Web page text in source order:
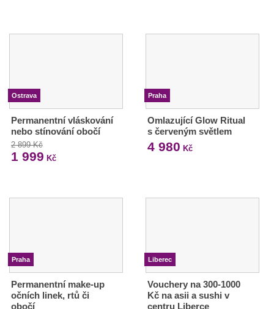
Ostrava
Permanentní vláskování
nebo stínování obočí
2 899 Kč
1 999 Kč
Praha
Omlazující Glow Ritual
s červeným světlem
4 980 Kč
Praha
Permanentní make-up
očních linek, rtů či
obočí
Liberec
Vouchery na 300-1000
Kč na asii a sushi v
centru Liberce